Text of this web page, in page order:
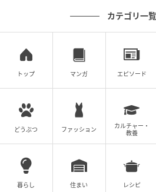
カテゴリ一覧
トップ マンガ エピソード
どうぶつ ファッション
カルチャー・
教養
暮らし 住まい レシピ